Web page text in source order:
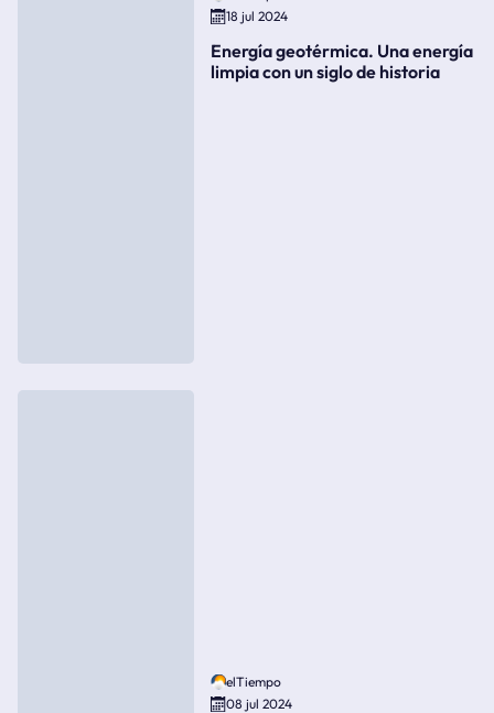
18 jul 2024
Energía geotérmica. Una energía
limpia con un siglo de historia
elTiempo
08 jul 2024